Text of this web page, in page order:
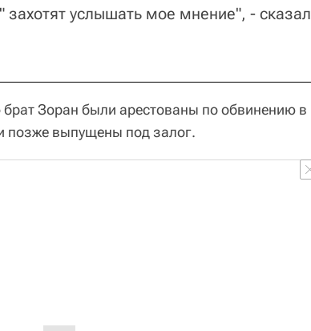
захотят услышать мое мнение", - сказал
Зоран были арестованы по обвинению в
позже выпущены под залог.